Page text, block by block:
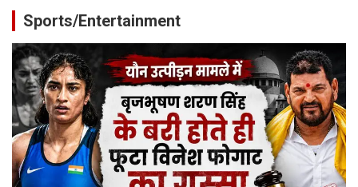
Sports/Entertainment